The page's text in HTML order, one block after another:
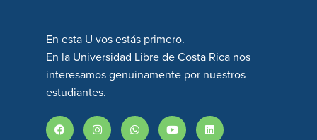
En esta U vos estás primero.
En la Universidad Libre de Costa Rica nos
interesamos genuinamente por nuestros
estudiantes.